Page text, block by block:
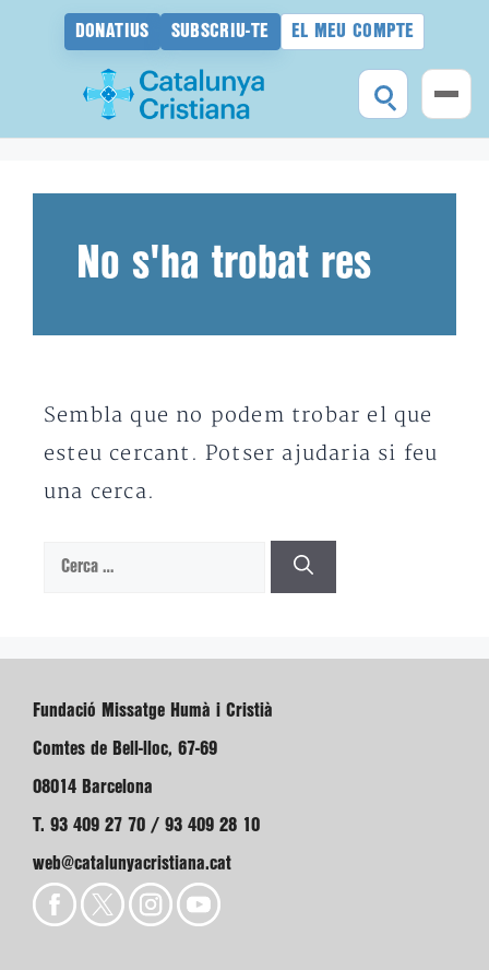
DONATIUS SUBSCRIU-TE EL MEU COMPTE
No s'ha trobat res
Sembla que no podem trobar el que
esteu cercant. Potser ajudaria si feu
una cerca.
Cerca:
Fundació Missatge Humà i Cristià
Comtes de Bell-lloc, 67-69
08014 Barcelona
T. 93 409 27 70 / 93 409 28 10
web@catalunyacristiana.cat